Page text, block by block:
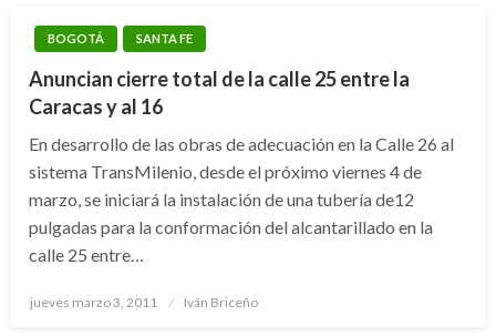
BOGOTÁ SANTA FE
Anuncian cierre total de la calle 25 entre la
Caracas y al 16
En desarrollo de las obras de adecuación en la Calle 26 al
sistema TransMilenio, desde el próximo viernes 4 de
marzo, se iniciará la instalación de una tubería de12
pulgadas para la conformación del alcantarillado en la
calle 25 entre…
Publicado
jueves marzo 3, 2011 Iván Briceño